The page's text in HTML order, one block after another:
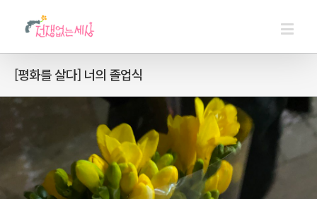
[평화를 살다] 너의 졸업식